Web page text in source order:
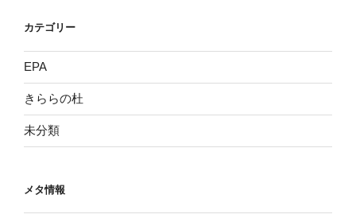
カテゴリー
EPA
きららの杜
未分類
メタ情報